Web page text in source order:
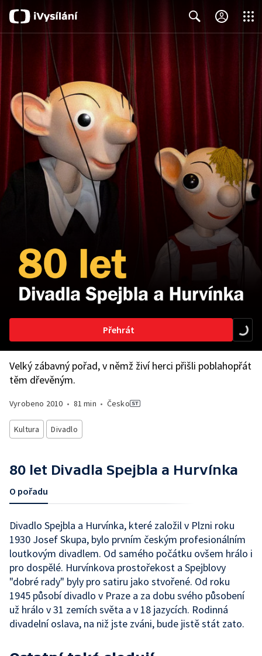
Přehrát
Velký zábavný pořad, v němž živí herci přišli poblahopřát
těm dřevěným.
Vyrobeno 2010 • 81 min • Česko
Kultura Divadlo
80 let Divadla Spejbla a Hurvínka
O pořadu
Divadlo Spejbla a Hurvínka, které založil v Plzni roku
1930 Josef Skupa, bylo prvním českým profesionálním
loutkovým divadlem. Od samého počátku ovšem hrálo i
pro dospělé. Hurvínkova prostořekost a Spejblovy
"dobré rady" byly pro satiru jako stvořené. Od roku
1945 působí divadlo v Praze a za dobu svého působení
už hrálo v 31 zemích světa a v 18 jazycích. Rodinná
divadelní oslava, na niž jste zváni, bude jistě stát zato.